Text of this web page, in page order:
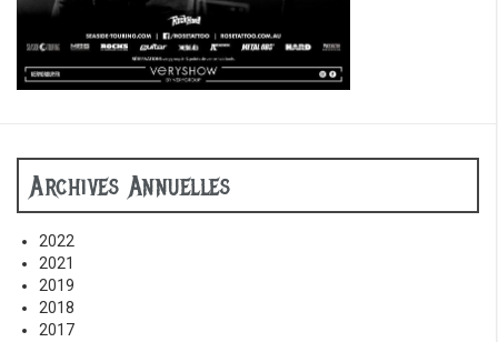
Archives Annuelles
2022
2021
2019
2018
2017